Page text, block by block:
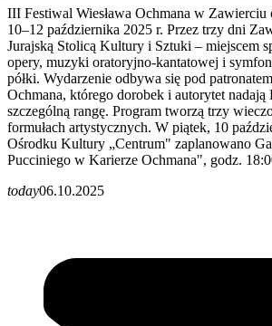
III Festiwal Wiesława Ochmana w Zawierciu
10–12 października 2025 r. Przez trzy dni
Jurajską Stolicą Kultury i Sztuki – miejscem
opery, muzyki oratoryjno-kantatowej i
półki. Wydarzenie odbywa się pod
Ochmana, którego dorobek i autorytet nadają
szczególną rangę. Program tworzą trzy
formułach artystycznych. W piątek, 10
Ośrodku Kultury „Centrum" zaplanowano
Pucciniego w Karierze Ochmana", godz.
today06.10.2025